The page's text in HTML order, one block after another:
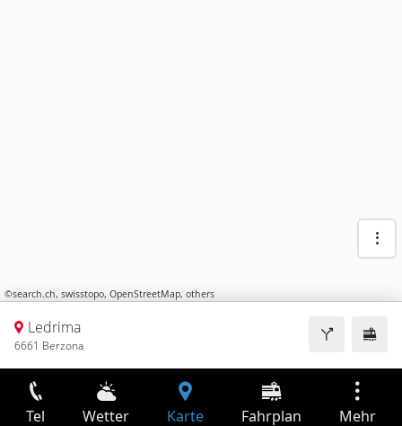
©search.ch, swisstopo, OpenStreetMap, others
Ledrima
6661 Berzona
Tel Wetter Karte Fahrplan Mehr